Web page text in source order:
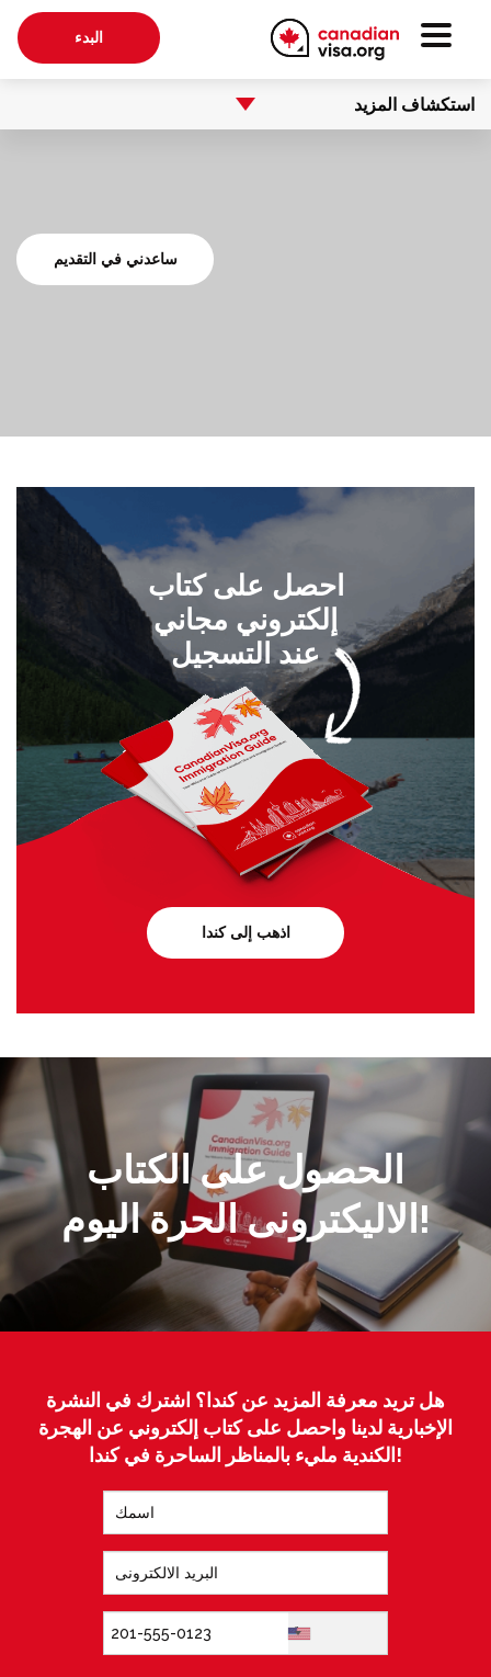
البدء
استكشاف المزيد
ساعدني في التقديم
احصل على كتاب
إلكتروني مجاني
عند التسجيل
اذهب إلى كندا
الحصول على الكتاب
الاليكترونى الحرة اليوم!
هل تريد معرفة المزيد عن كندا؟ اشترك في النشرة
الإخبارية لدينا واحصل على كتاب إلكتروني عن الهجرة
الكندية مليء بالمناظر الساحرة في كندا!
+1